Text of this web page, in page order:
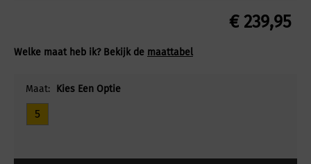
€239,95
Welke maat heb ik? Bekijk de maattabel
Maat: Kies Een Optie
5